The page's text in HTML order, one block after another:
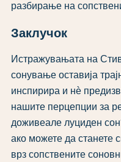
разбирање на
Заклучок
Истражувањата на
сонување оставија
инспирира и нѐ
нашите перцепции за
доживеале луциден
ако можете да станете
врз сопствените